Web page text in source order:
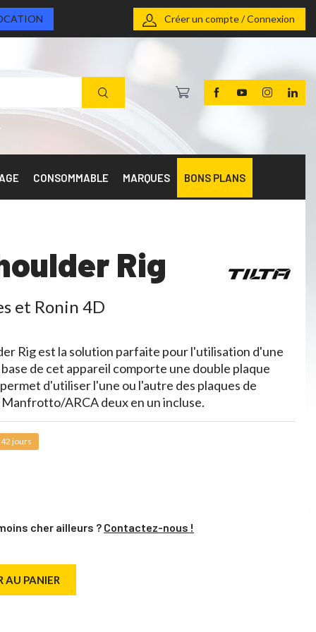
Créer un compte / Connexion
CONSOMMABLE MARQUES BONS PLANS
Rig
et Ronin 4D
Rig est la solution parfaite pour l'utilisation d'une
de cet appareil comporte une double plaque
d'utiliser l'une ou l'autre des plaques de
ARCA deux en un incluse.
jours
cher ailleurs ? Contactez-nous !
AU PANIER